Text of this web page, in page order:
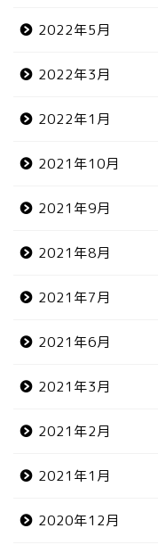
2022年5月
2022年3月
2022年1月
2021年10月
2021年9月
2021年8月
2021年7月
2021年6月
2021年3月
2021年2月
2021年1月
2020年12月